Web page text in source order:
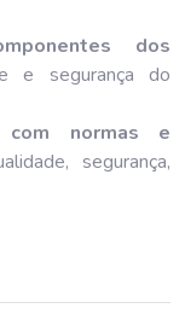
dos
e segurança do
com normas e
segurança,